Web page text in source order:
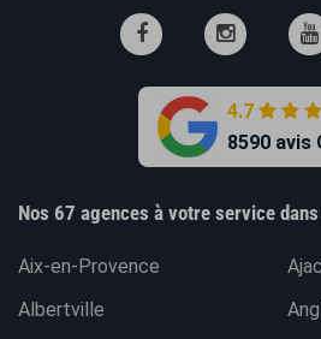
4.7
8590 avis
Nos 67 agences à votre service
Aix-en-Provence
Albertville